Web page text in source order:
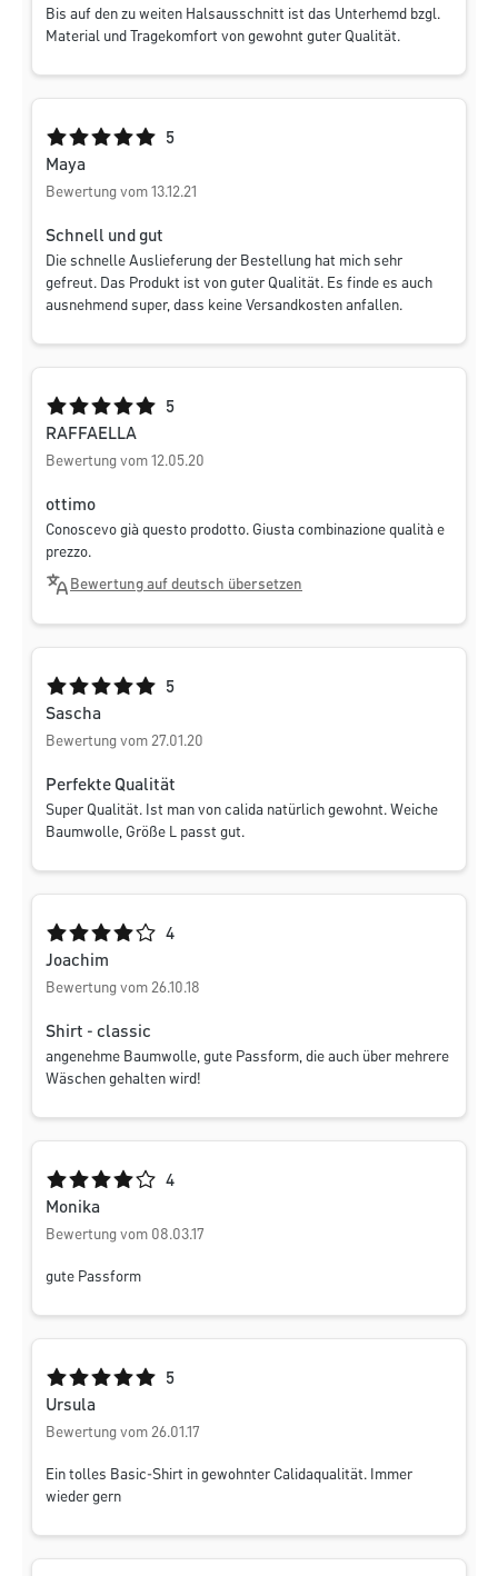
Bis auf den zu weiten Halsausschnitt ist das Unterhemd bzgl.
Material und Tragekomfort von gewohnt guter Qualität.
Durchschnittliche Bewertung von 5 von 5 Sternen
5
Maya
Bewertung vom 13.12.21
Schnell und gut
Die schnelle Auslieferung der Bestellung hat mich sehr
gefreut. Das Produkt ist von guter Qualität. Es finde es auch
ausnehmend super, dass keine Versandkosten anfallen.
Durchschnittliche Bewertung von 5 von 5 Sternen
5
RAFFAELLA
Bewertung vom 12.05.20
ottimo
Conoscevo già questo prodotto. Giusta combinazione qualità e
prezzo.
Bewertung auf deutsch übersetzen
Durchschnittliche Bewertung von 5 von 5 Sternen
5
Sascha
Bewertung vom 27.01.20
Perfekte Qualität
Super Qualität. Ist man von calida natürlich gewohnt. Weiche
Baumwolle, Größe L passt gut.
Durchschnittliche Bewertung von 4 von 5 Sternen
4
Joachim
Bewertung vom 26.10.18
Shirt - classic
angenehme Baumwolle, gute Passform, die auch über mehrere
Wäschen gehalten wird!
Durchschnittliche Bewertung von 4 von 5 Sternen
4
Monika
Bewertung vom 08.03.17
gute Passform
Durchschnittliche Bewertung von 5 von 5 Sternen
5
Ursula
Bewertung vom 26.01.17
Ein tolles Basic-Shirt in gewohnter Calidaqualität. Immer
wieder gern